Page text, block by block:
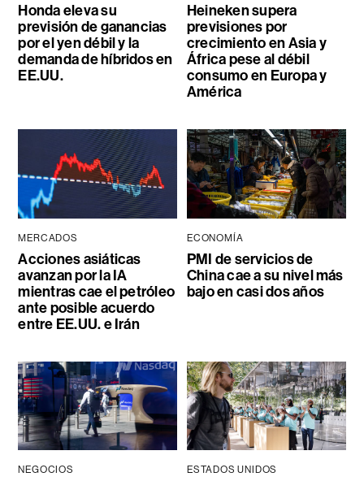
Honda eleva su
previsión de ganancias
por el yen débil y la
demanda de híbridos en
EE.UU.
Heineken supera
previsiones por
crecimiento en Asia y
África pese al débil
consumo en Europa y
América
MERCADOS
Acciones asiáticas
avanzan por la IA
mientras cae el petróleo
ante posible acuerdo
entre EE.UU. e Irán
ECONOMÍA
PMI de servicios de
China cae a su nivel más
bajo en casi dos años
NEGOCIOS ESTADOS UNIDOS